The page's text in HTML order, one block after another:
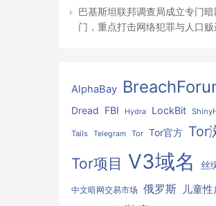
巴基斯坦联邦调查局成立专门
门，重点打击网络犯罪与人口贩
AlphaBay
Dread FBI Hydra LockBit
Tails Telegram Tor Tor官方 Tor
Tor项目 V3域名 丝
中文暗网交易市场 俄罗斯 儿童